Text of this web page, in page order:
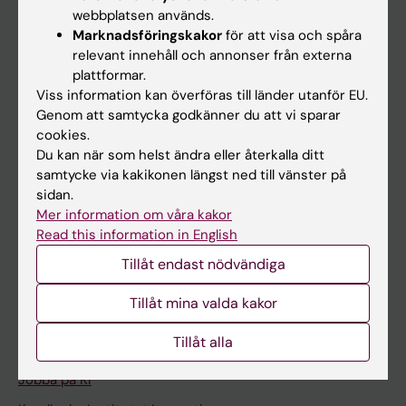
Canvas
Studentmejlen
Kurs- och programwebbar
Student på KI
Medarbetare
Medarbetarportalen
Kontakta och besök KI
Universitetsbiblioteket
Stöd forskning och utbildning
Jobba på KI
webbplatsen används.
Marknadsföringskakor för att visa och spåra
relevant innehåll och annonser från externa
plattformar.
Viss information kan överföras till länder utanför EU.
Genom att samtycka godkänner du att vi sparar
cookies.
Du kan när som helst ändra eller återkalla ditt
samtycke via kakikonen längst ned till vänster på
sidan.
Mer information om våra kakor
Read this information in English
Tillåt endast nödvändiga
Tillåt mina valda kakor
Tillåt alla